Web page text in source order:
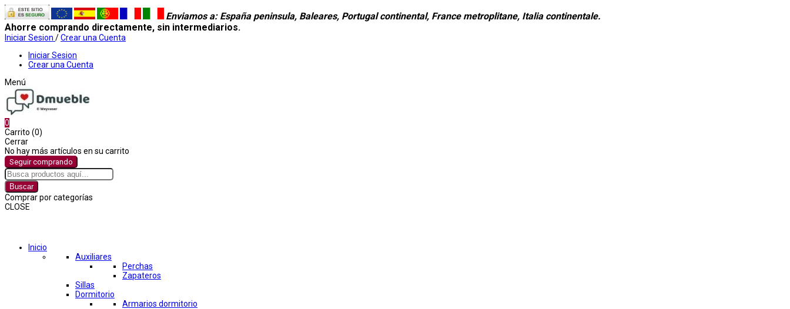
Enviamos a: España peninsula, Baleares, Portugal continental, France metroplitane, Italia continentale.
Ahorre comprando directamente, sin intermediarios.
Iniciar Sesion /Crear una Cuenta
Iniciar Sesion
Crear una Cuenta
Menú
0
Carrito (0)
Cerrar
No hay más artículos en su carrito
Seguir comprando
Buscar
Comprar por categorías
CLOSE
Inicio
Auxiliares
Perchas
Zapateros
Sillas
Dormitorio
Armarios dormitorio